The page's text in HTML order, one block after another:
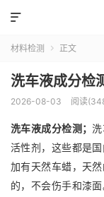

材料检测  正文
洗车液成分检
2026-08-03 阅读
洗车液成分检测；
活性剂，这些都是
加有天然车蜡，天
的，不会伤手和漆